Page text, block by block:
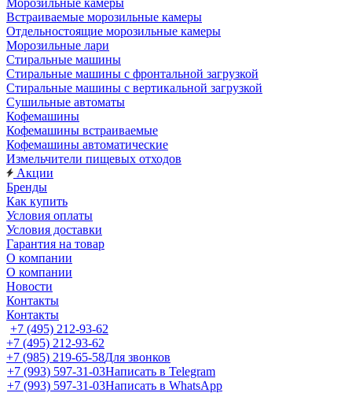
Морозильные камеры
Встраиваемые морозильные камеры
Отдельностоящие морозильные камеры
Морозильные лари
Стиральные машины
Стиральные машины с фронтальной загрузкой
Стиральные машины с вертикальной загрузкой
Сушильные автоматы
Кофемашины
Кофемашины встраиваемые
Кофемашины автоматические
Измельчители пищевых отходов
Акции
Бренды
Как купить
Условия оплаты
Условия доставки
Гарантия на товар
О компании
О компании
Новости
Контакты
Контакты
+7 (495) 212-93-62
+7 (495) 212-93-62
+7 (985) 219-65-58Для звонков
+7 (993) 597-31-03Написать в Telegram
+7 (993) 597-31-03Написать в WhatsApp